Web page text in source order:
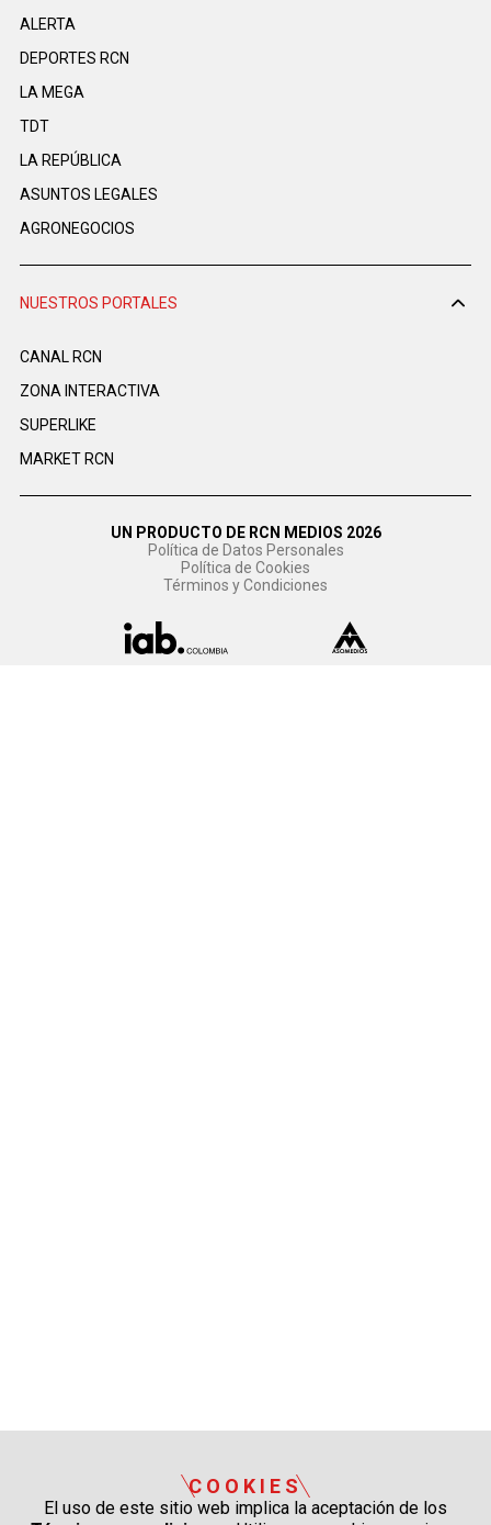
ALERTA
DEPORTES RCN
LA MEGA
TDT
LA REPÚBLICA
ASUNTOS LEGALES
AGRONEGOCIOS
NUESTROS PORTALES
CANAL RCN
ZONA INTERACTIVA
SUPERLIKE
MARKET RCN
UN PRODUCTO DE RCN MEDIOS 2026
Política de Datos Personales
Política de Cookies
Términos y Condiciones
COOKIES
El uso de este sitio web implica la aceptación de los